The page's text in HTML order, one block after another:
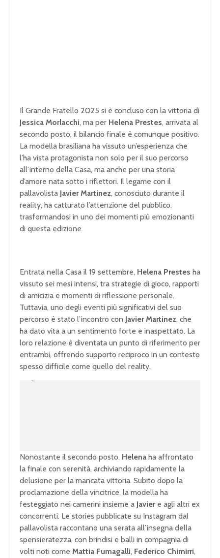
Il Grande Fratello 2025 si è concluso con la vittoria di
Jessica Morlacchi, ma per Helena Prestes, arrivata al
secondo posto, il bilancio finale è comunque positivo.
La modella brasiliana ha vissuto un’esperienza che
l’ha vista protagonista non solo per il suo percorso
all’interno della Casa, ma anche per una storia
d’amore nata sotto i riflettori. Il legame con il
pallavolista Javier Martinez, conosciuto durante il
reality, ha catturato l’attenzione del pubblico,
trasformandosi in uno dei momenti più emozionanti
di questa edizione.
Entrata nella Casa il 19 settembre, Helena Prestes ha
vissuto sei mesi intensi, tra strategie di gioco, rapporti
di amicizia e momenti di riflessione personale.
Tuttavia, uno degli eventi più significativi del suo
percorso è stato l’incontro con Javier Martinez, che
ha dato vita a un sentimento forte e inaspettato. La
loro relazione è diventata un punto di riferimento per
entrambi, offrendo supporto reciproco in un contesto
spesso difficile come quello del reality.
Nonostante il secondo posto, Helena ha affrontato
la finale con serenità, archiviando rapidamente la
delusione per la mancata vittoria. Subito dopo la
proclamazione della vincitrice, la modella ha
festeggiato nei camerini insieme a Javiere agli altri ex
concorrenti. Le stories pubblicate su Instagram dal
pallavolista raccontano una serata all’insegna della
spensieratezza, con brindisi e balli in compagnia di
volti noti come Mattia Fumagalli, Federico Chimirri,